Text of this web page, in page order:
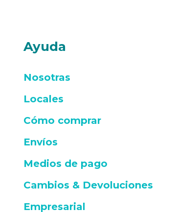
Ayuda
Nosotras
Locales
Cómo comprar
Envíos
Medios de pago
Cambios & Devoluciones
Empresarial